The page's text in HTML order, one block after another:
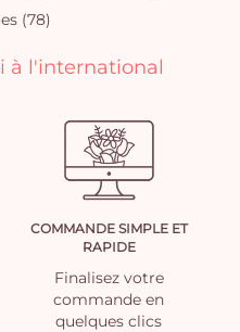
(78)
à l'international
COMMANDE SIMPLE ET
RAPIDE
Finalisez votre
commande en
quelques clics